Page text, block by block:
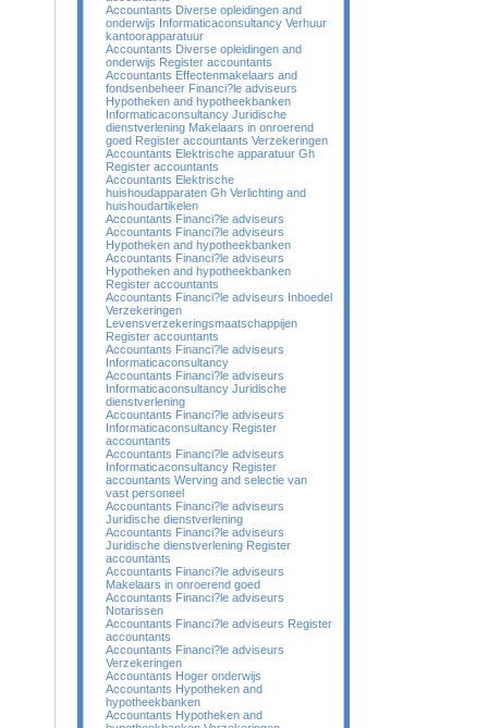
Accountants Diverse opleidingen and
onderwijs Informaticaconsultancy Verhuur
kantoorapparatuur
Accountants Diverse opleidingen and
onderwijs Register accountants
Accountants Effectenmakelaars and
fondsenbeheer Financi?le adviseurs
Hypotheken and hypotheekbanken
Informaticaconsultancy Juridische
dienstverlening Makelaars in onroerend
goed Register accountants Verzekeringen
Accountants Elektrische apparatuur Gh
Register accountants
Accountants Elektrische
huishoudapparaten Gh Verlichting and
huishoudartikelen
Accountants Financi?le adviseurs
Accountants Financi?le adviseurs
Hypotheken and hypotheekbanken
Accountants Financi?le adviseurs
Hypotheken and hypotheekbanken
Register accountants
Accountants Financi?le adviseurs Inboedel
Verzekeringen
Levensverzekeringsmaatschappijen
Register accountants
Accountants Financi?le adviseurs
Informaticaconsultancy
Accountants Financi?le adviseurs
Informaticaconsultancy Juridische
dienstverlening
Accountants Financi?le adviseurs
Informaticaconsultancy Register
accountants
Accountants Financi?le adviseurs
Informaticaconsultancy Register
accountants Werving and selectie van
vast personeel
Accountants Financi?le adviseurs
Juridische dienstverlening
Accountants Financi?le adviseurs
Juridische dienstverlening Register
accountants
Accountants Financi?le adviseurs
Makelaars in onroerend goed
Accountants Financi?le adviseurs
Notarissen
Accountants Financi?le adviseurs Register
accountants
Accountants Financi?le adviseurs
Verzekeringen
Accountants Hoger onderwijs
Accountants Hypotheken and
hypotheekbanken
Accountants Hypotheken and